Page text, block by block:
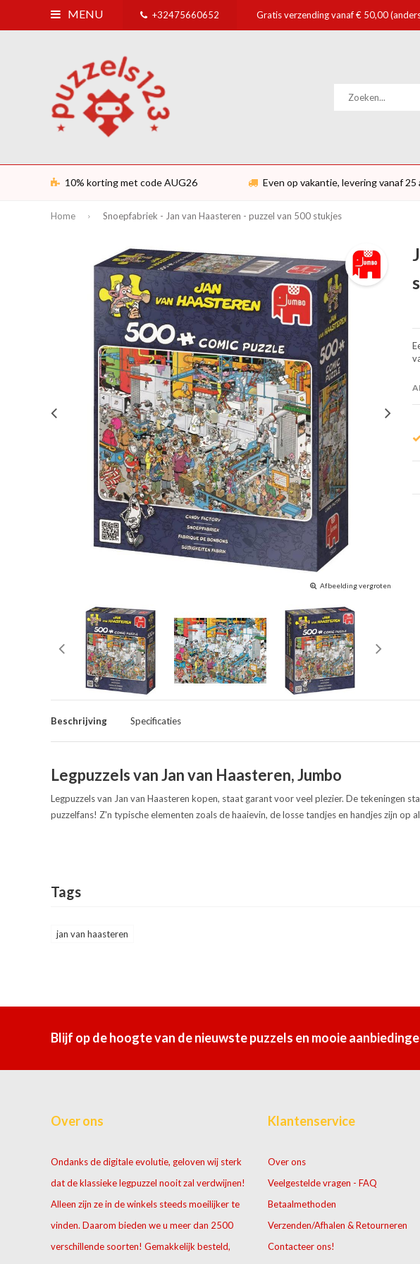
MENU +32475660652 Gratis verzending vanaf € 50,00
10% korting met code AUG26 Even op vakantie, levering vanaf 25
Home Snoepfabriek - Jan van Haasteren - puzzel van 500 stukjes
Afbeelding vergroten
Beschrijving Specificaties
Legpuzzels van Jan van Haasteren, Jumbo
Legpuzzels van Jan van Haasteren kopen, staat garant voor veel plezier. De tekeningen
puzzelfans! Z'n typische elementen zoals de haaievin, de losse tandjes en handjes zijn op
Tags
jan van haasteren
Blijf op de hoogte van de nieuwste puzzels en mooie
Over ons
Ondanks de digitale evolutie, geloven wij sterk
dat de klassieke legpuzzel nooit zal verdwijnen!
Alleen zijn ze in de winkels steeds moeilijker te
vinden. Daarom bieden we u meer dan 2500
verschillende soorten! Gemakkelijk besteld,
Klantenservice
Over ons
Veelgestelde vragen - FAQ
Betaalmethoden
Verzenden/Afhalen & Retourneren
Contacteer ons!